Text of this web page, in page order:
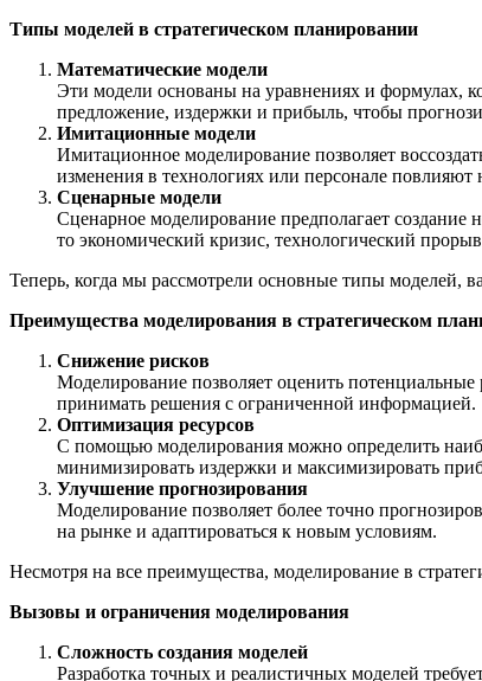
Типы моделей в стратегическом планировании
Математические модели
Эти модели основаны на уравнениях и формулах,
предложение, издержки и прибыль, чтобы
Имитационные модели
Имитационное моделирование позволяет
изменения в технологиях или персонале повлияют
Сценарные модели
Сценарное моделирование предполагает
то экономический кризис, технологический
Теперь, когда мы рассмотрели основные типы моделей,
Преимущества моделирования в стратегическом
Снижение рисков
Моделирование позволяет оценить
принимать решения с ограниченной информацией.
Оптимизация ресурсов
С помощью моделирования можно определить
минимизировать издержки и максимизировать
Улучшение прогнозирования
Моделирование позволяет более точно
на рынке и адаптироваться к новым условиям.
Несмотря на все преимущества, моделирование в
Вызовы и ограничения моделирования
Сложность создания моделей
Разработка точных и реалистичных моделей